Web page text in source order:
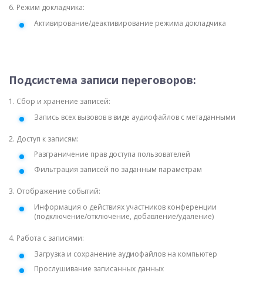
6. Режим докладчика:
Активирование/деактивирование режима докладчика
Подсистема записи переговоров:
1. Сбор и хранение записей:
Запись всех вызовов в виде аудиофайлов с метаданными
2. Доступ к записям:
Разграничение прав доступа пользователей
Фильтрация записей по заданным параметрам
3. Отображение событий:
Информация о действиях участников конференции
(подключение/отключение, добавление/удаление)
4. Работа с записями:
Загрузка и сохранение аудиофайлов на компьютер
Прослушивание записанных данных